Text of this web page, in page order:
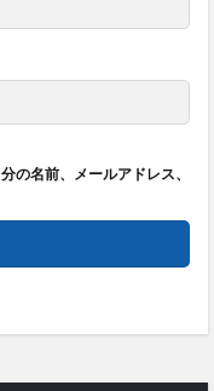
の名前、メールアドレス、